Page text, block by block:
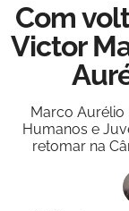
Com
Victor
Marco Aurélio
Humanos e
retomar na